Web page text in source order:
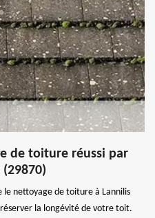
de toiture réussi par
le nettoyage de toiture à Lannilis
la longévité de votre toit.